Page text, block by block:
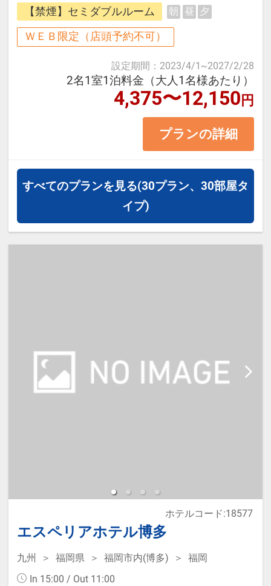
この度、より快適な客室をご提供す
るため、
ス改装工事を実施する運びとなりま
工事期間中は、一部騒音などご不便
をお掛けすることがございますが、
お願い申し上げます。
〈 工事期間 〉
2025年5月初旬 ～ 2026年5月予定
60日前までのご予約で、値引特典付
きのお得なプラン♪
予定が決まっていればこのプランが
館）をご予約のお客様へ
受付・お問合せは本館にて承りま
す
（ANNEXにスタッフは常駐しており
ません）
【禁煙】セミダブルルーム 朝 昼 夕
ＷＥＢ限定（店頭予約不可）
設定期間 ： 2023/4/1 ~2027/2/28
2名1室1泊料金（大人1名様あたり）
4,375〜12,150円
プランの詳細
すべてのプランを見る(30プラン、30部屋タ
イプ)
エスペリアホテル博多
ホテルコード:18577
九州 福岡県 福岡市内(博多)
福岡
In 15:00 / Out 11:00